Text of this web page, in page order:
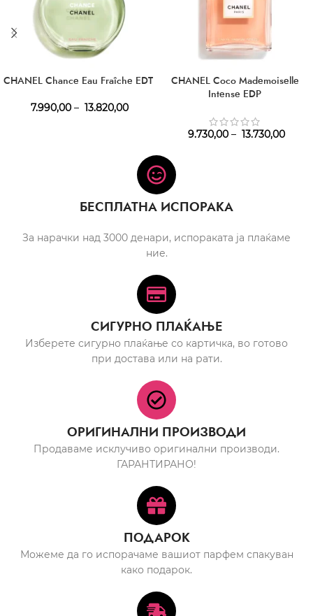
CHANEL Chance Eau Fraîche EDT
7.990,00 – 13.820,00
CHANEL Coco Mademoiselle
Intense EDP
9.730,00 – 13.730,00
БЕСПЛАТНА ИСПОРАКА
За нарачки над 3000 денари, испораката ја плаќаме
ние.
СИГУРНО ПЛАЌАЊЕ
Изберете сигурно плаќање со картичка, во готово
при достава или на рати.
ОРИГИНАЛНИ ПРОИЗВОДИ
Продаваме исклучиво оригинални производи.
ГАРАНТИРАНО!
ПОДАРОК
Можеме да го испорачаме вашиот парфем спакуван
како подарок.